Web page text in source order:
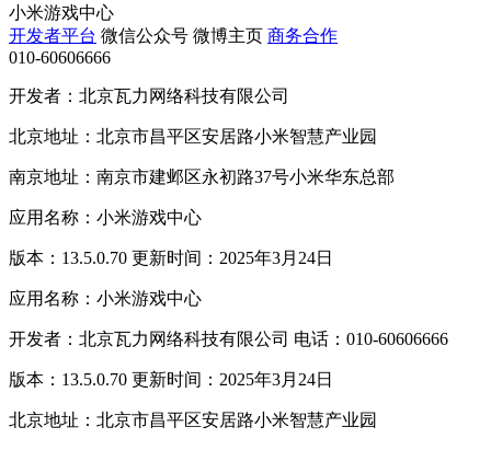
小米游戏中心
开发者平台 微信公众号 微博主页 商务合作
010-60606666
开发者：北京瓦力网络科技有限公司
北京地址：北京市昌平区安居路小米智慧产业园
南京地址：南京市建邺区永初路37号小米华东总部
应用名称：小米游戏中心
版本：13.5.0.70 更新时间：2025年3月24日
应用名称：小米游戏中心
开发者：北京瓦力网络科技有限公司 电话：010-60606666
版本：13.5.0.70 更新时间：2025年3月24日
北京地址：北京市昌平区安居路小米智慧产业园